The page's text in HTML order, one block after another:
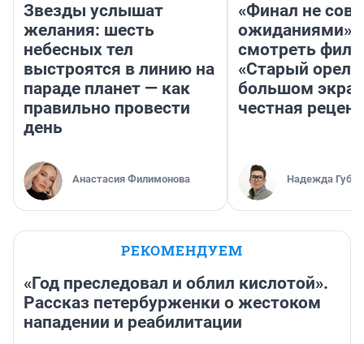
Звезды услышат
желания: шесть
небесных тел
выстроятся в линию на
параде планет — как
правильно провести
день
Анастасия Филимонова
«Финал не
ожиданиями»:
смотреть
«Старый орел»
большом
честная
Надежда
РЕКОМЕНДУЕМ
«Год преследовал и облил кислотой».
Рассказ петербурженки о жестоком
нападении и реабилитации